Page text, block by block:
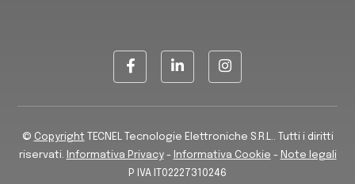
© CopyrightTECNEL Tecnologie Elettroniche S.R.L.. Tutti i diritti
riservati.
Informativa Privacy- Informativa Cookie - Note legali
P IVA IT02227310246